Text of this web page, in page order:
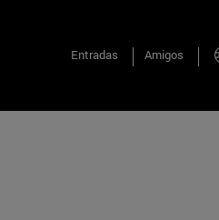
Entradas Amigos